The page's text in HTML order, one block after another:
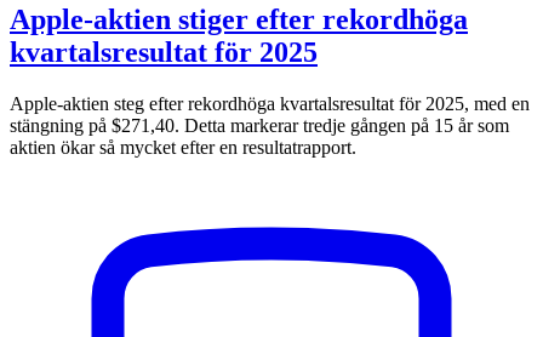
Apple-aktien stiger efter rekordhöga
kvartalsresultat för 2025
Apple-aktien steg efter rekordhöga kvartalsresultat för 2025, med en
stängning på $271,40. Detta markerar tredje gången på 15 år som
aktien ökar så mycket efter en resultatrapport.